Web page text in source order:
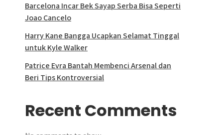
Barcelona Incar Bek Sayap Serba Bisa Seperti
Joao Cancelo
Harry Kane Bangga Ucapkan Selamat Tinggal
untuk Kyle Walker
Patrice Evra Bantah Membenci Arsenal dan
Beri Tips Kontroversial
Recent Comments